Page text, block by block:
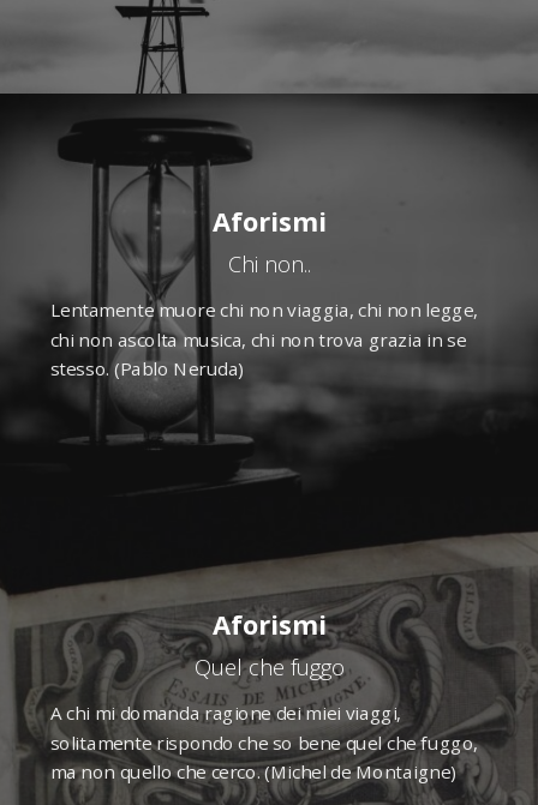
Aforismi
Chi non..
Lentamente muore chi non viaggia, chi non legge,
chi non ascolta musica, chi non trova grazia in se
stesso. (Pablo Neruda)
Aforismi
Quel che fuggo
A chi mi domanda ragione dei miei viaggi,
solitamente rispondo che so bene quel che fuggo,
ma non quello che cerco. (Michel de Montaigne)